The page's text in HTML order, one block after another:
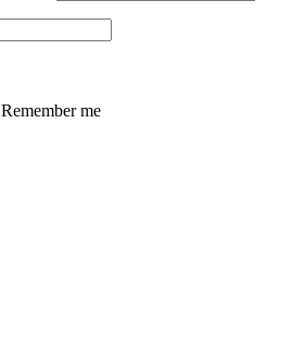
Remember me